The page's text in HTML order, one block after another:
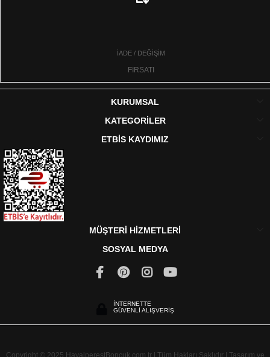
İADE / DEĞİŞİM
FIRSATI
KURUMSAL
KATEGORİLER
ETBİS KAYDIMIZ
MÜŞTERİ HİZMETLERİ
SOSYAL MEDYA
İNTERNETTE
GÜVENLİ ALIŞVERİŞ
Copyright © 2025 HayalperestBoncuk.com.tr | Tüm Hakları Saklıdır | Tasarım ve